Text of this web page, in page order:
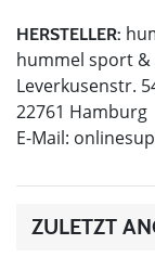
HERSTELLER:
hummel sport &
Leverkusenstr.
22761 Hamburg
E-Mail:
ZULETZT